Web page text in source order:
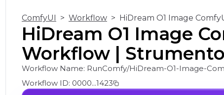
ComfyUI > Workflow > HiDream O1 Image
HiDream O1 Image
Workflow |
Workflow Name: RunComfy/HiDream-O1-Image-
Workflow ID: 0000...1423